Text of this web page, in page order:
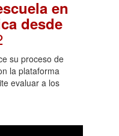
en
desde
su proceso de
la plataforma
evaluar a los